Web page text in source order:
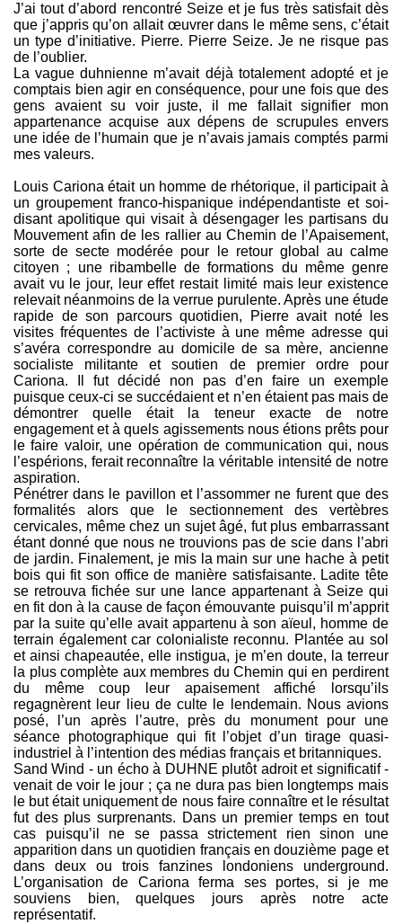
J’ai tout d’abord rencontré Seize et je fus très satisfait dès
que j’appris qu’on allait œuvrer dans le même sens, c’était
un type d’initiative. Pierre. Pierre Seize. Je ne risque pas
de l’oublier.
La vague duhnienne m’avait déjà totalement adopté et je
comptais bien agir en conséquence, pour une fois que des
gens avaient su voir juste, il me fallait signifier mon
appartenance acquise aux dépens de scrupules envers
une idée de l’humain que je n’avais jamais comptés parmi
mes valeurs.
Louis Cariona était un homme de rhétorique, il participait à
un groupement franco-hispanique indépendantiste et soi-
disant apolitique qui visait à désengager les partisans du
Mouvement afin de les rallier au Chemin de l’Apaisement,
sorte de secte modérée pour le retour global au calme
citoyen ; une ribambelle de formations du même genre
avait vu le jour, leur effet restait limité mais leur existence
relevait néanmoins de la verrue purulente. Après une étude
rapide de son parcours quotidien, Pierre avait noté les
visites fréquentes de l’activiste à une même adresse qui
s’avéra correspondre au domicile de sa mère, ancienne
socialiste militante et soutien de premier ordre pour
Cariona. Il fut décidé non pas d’en faire un exemple
puisque ceux-ci se succédaient et n’en étaient pas mais de
démontrer quelle était la teneur exacte de notre
engagement et à quels agissements nous étions prêts pour
le faire valoir, une opération de communication qui, nous
l’espérions, ferait reconnaître la véritable intensité de notre
aspiration.
Pénétrer dans le pavillon et l’assommer ne furent que des
formalités alors que le sectionnement des vertèbres
cervicales, même chez un sujet âgé, fut plus embarrassant
étant donné que nous ne trouvions pas de scie dans l’abri
de jardin. Finalement, je mis la main sur une hache à petit
bois qui fit son office de manière satisfaisante. Ladite tête
se retrouva fichée sur une lance appartenant à Seize qui
en fit don à la cause de façon émouvante puisqu’il m’apprit
par la suite qu’elle avait appartenu à son aïeul, homme de
terrain également car colonialiste reconnu. Plantée au sol
et ainsi chapeautée, elle instigua, je m’en doute, la terreur
la plus complète aux membres du Chemin qui en perdirent
du même coup leur apaisement affiché lorsqu’ils
regagnèrent leur lieu de culte le lendemain. Nous avions
posé, l’un après l’autre, près du monument pour une
séance photographique qui fit l’objet d’un tirage quasi-
industriel à l’intention des médias français et britanniques.
Sand Wind - un écho à DUHNE plutôt adroit et significatif -
venait de voir le jour ; ça ne dura pas bien longtemps mais
le but était uniquement de nous faire connaître et le résultat
fut des plus surprenants. Dans un premier temps en tout
cas puisqu’il ne se passa strictement rien sinon une
apparition dans un quotidien français en douzième page et
dans deux ou trois fanzines londoniens underground.
L’organisation de Cariona ferma ses portes, si je me
souviens bien, quelques jours après notre acte
représentatif.